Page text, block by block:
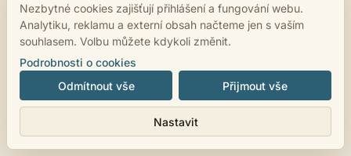
byLUKiO
Nezbytné cookies zajišťují přihlášení a fungování webu.
Analytiku, reklamu a externí obsah načteme jen s vaším
souhlasem. Volbu můžete kdykoli změnit.
Podrobnosti o cookies
Odmítnout vše
Nastavit
Přijmout vše